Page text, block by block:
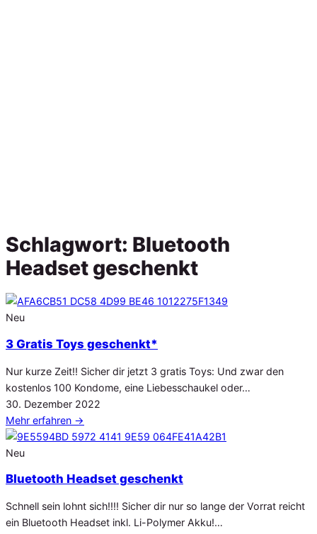
Schlagwort: Bluetooth
Headset geschenkt
Neu
3 Gratis Toys geschenkt*
Nur kurze Zeit!! Sicher dir jetzt 3 gratis Toys: Und zwar den
kostenlos 100 Kondome, eine Liebesschaukel oder…
Veröffentlicht
am
30. Dezember 2022
Mehr erfahren →
Neu
Bluetooth Headset geschenkt
Schnell sein lohnt sich!!!! Sicher dir nur so lange der Vorrat reicht
ein Bluetooth Headset inkl. Li-Polymer Akku!…